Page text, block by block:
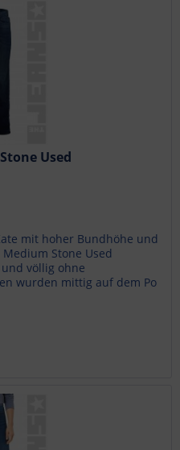
Used
mit hoher Bundhöhe und
Stone Used
völlig ohne
wurden mittig auf dem Po